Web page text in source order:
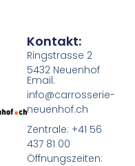
Kontakt:
Ringstrasse 2
5432 Neuenhof
Email:
info@carrosserie-
neuenhof.ch
Zentrale: +41 56
437 81 00
Öffnungszeiten: